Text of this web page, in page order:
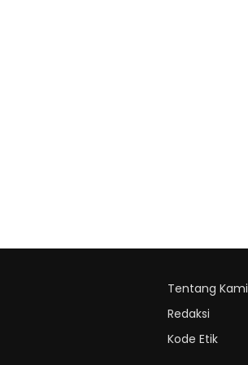
Tentang Kami
Redaksi
Kode Etik